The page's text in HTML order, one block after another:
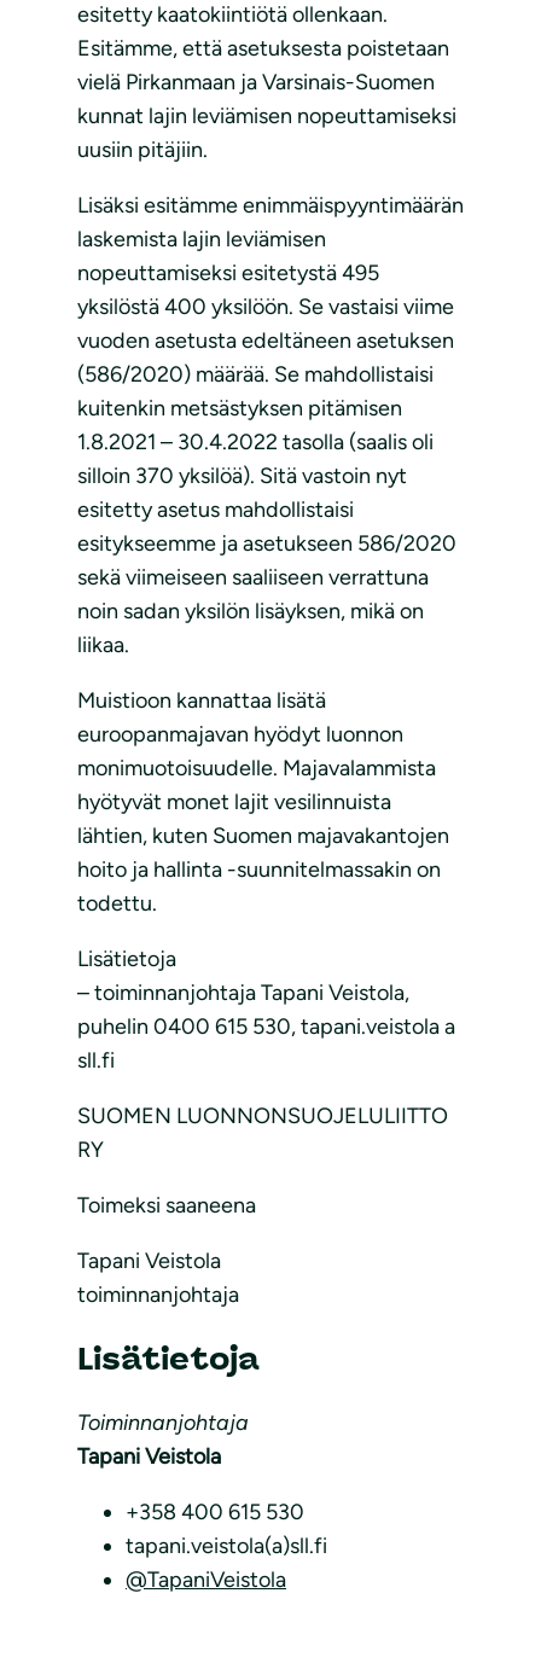
esitetty kaatokiintiötä ollenkaan.
Esitämme, että asetuksesta poistetaan
vielä Pirkanmaan ja Varsinais-Suomen
kunnat lajin leviämisen nopeuttamiseksi
uusiin pitäjiin.
Lisäksi esitämme enimmäispyyntimäärän
laskemista lajin leviämisen
nopeuttamiseksi esitetystä 495
yksilöstä 400 yksilöön. Se vastaisi viime
vuoden asetusta edeltäneen asetuksen
(586/2020) määrää. Se mahdollistaisi
kuitenkin metsästyksen pitämisen
1.8.2021 – 30.4.2022 tasolla (saalis oli
silloin 370 yksilöä). Sitä vastoin nyt
esitetty asetus mahdollistaisi
esitykseemme ja asetukseen 586/2020
sekä viimeiseen saaliiseen verrattuna
noin sadan yksilön lisäyksen, mikä on
liikaa.
Muistioon kannattaa lisätä
euroopanmajavan hyödyt luonnon
monimuotoisuudelle. Majavalammista
hyötyvät monet lajit vesilinnuista
lähtien, kuten Suomen majavakantojen
hoito ja hallinta -suunnitelmassakin on
todettu.
Lisätietoja
– toiminnanjohtaja Tapani Veistola,
puhelin 0400 615 530, tapani.veistola a
sll.fi
SUOMEN LUONNONSUOJELULIITTO
RY
Toimeksi saaneena
Tapani Veistola
toiminnanjohtaja
Lisätietoja
Toiminnanjohtaja
Tapani Veistola
+358 400 615 530
tapani.veistola(a)sll.fi
@TapaniVeistola